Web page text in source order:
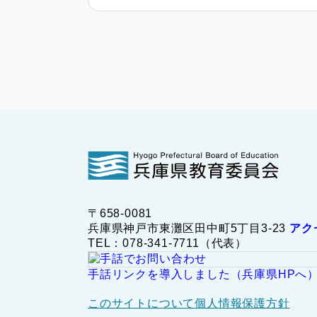
〒658-0081
兵庫県神戸市東灘区田中町5丁目3-23 アク
TEL：078-341-7711（代表）
手話リンクを導入しました（兵庫県HPへ
このサイトについて個人情報保護方針